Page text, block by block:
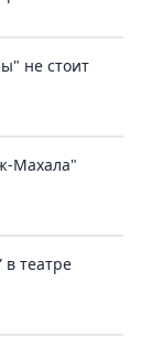
не стоит
Махала"
в театре